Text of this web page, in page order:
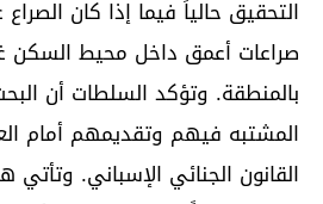
التحقيق حالياً فيما إذا كان الصراع
صراعات أعمق داخل محيط السكن
بالمنطقة. وتؤكد السلطات أن
المشتبه فيهم وتقديمهم أمام
القانون الجنائي الإسباني.